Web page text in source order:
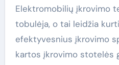
Elektromobilių įkrovimo
tobulėja, o tai leidžia
efektyvesnius įkrovimo
kartos įkrovimo stotelės